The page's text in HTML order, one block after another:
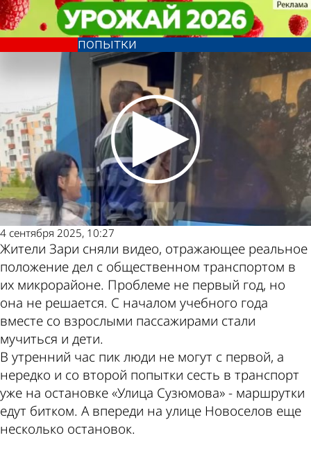
Жители Зари не могут сесть в
транспорт даже со второй
попытки
Из жизни
4 сентября 2025, 10:27
Жители Зари сняли видео, отражающее реальное
положение дел с общественном транспортом в
их микрорайоне. Проблеме не первый год, но
она не решается. С началом учебного года
вместе со взрослыми пассажирами стали
мучиться и дети.
В утренний час пик люди не могут с первой, а
нередко и со второй попытки сесть в транспорт
уже на остановке «Улица Сузюмова» - маршрутки
едут битком. А впереди на улице Новоселов еще
несколько остановок.
Жители Зари не могут сесть в
транспорт даже со второй
попытки
Из жизни
Другие новости
по теме
Погода и курсы
валют в Пензе